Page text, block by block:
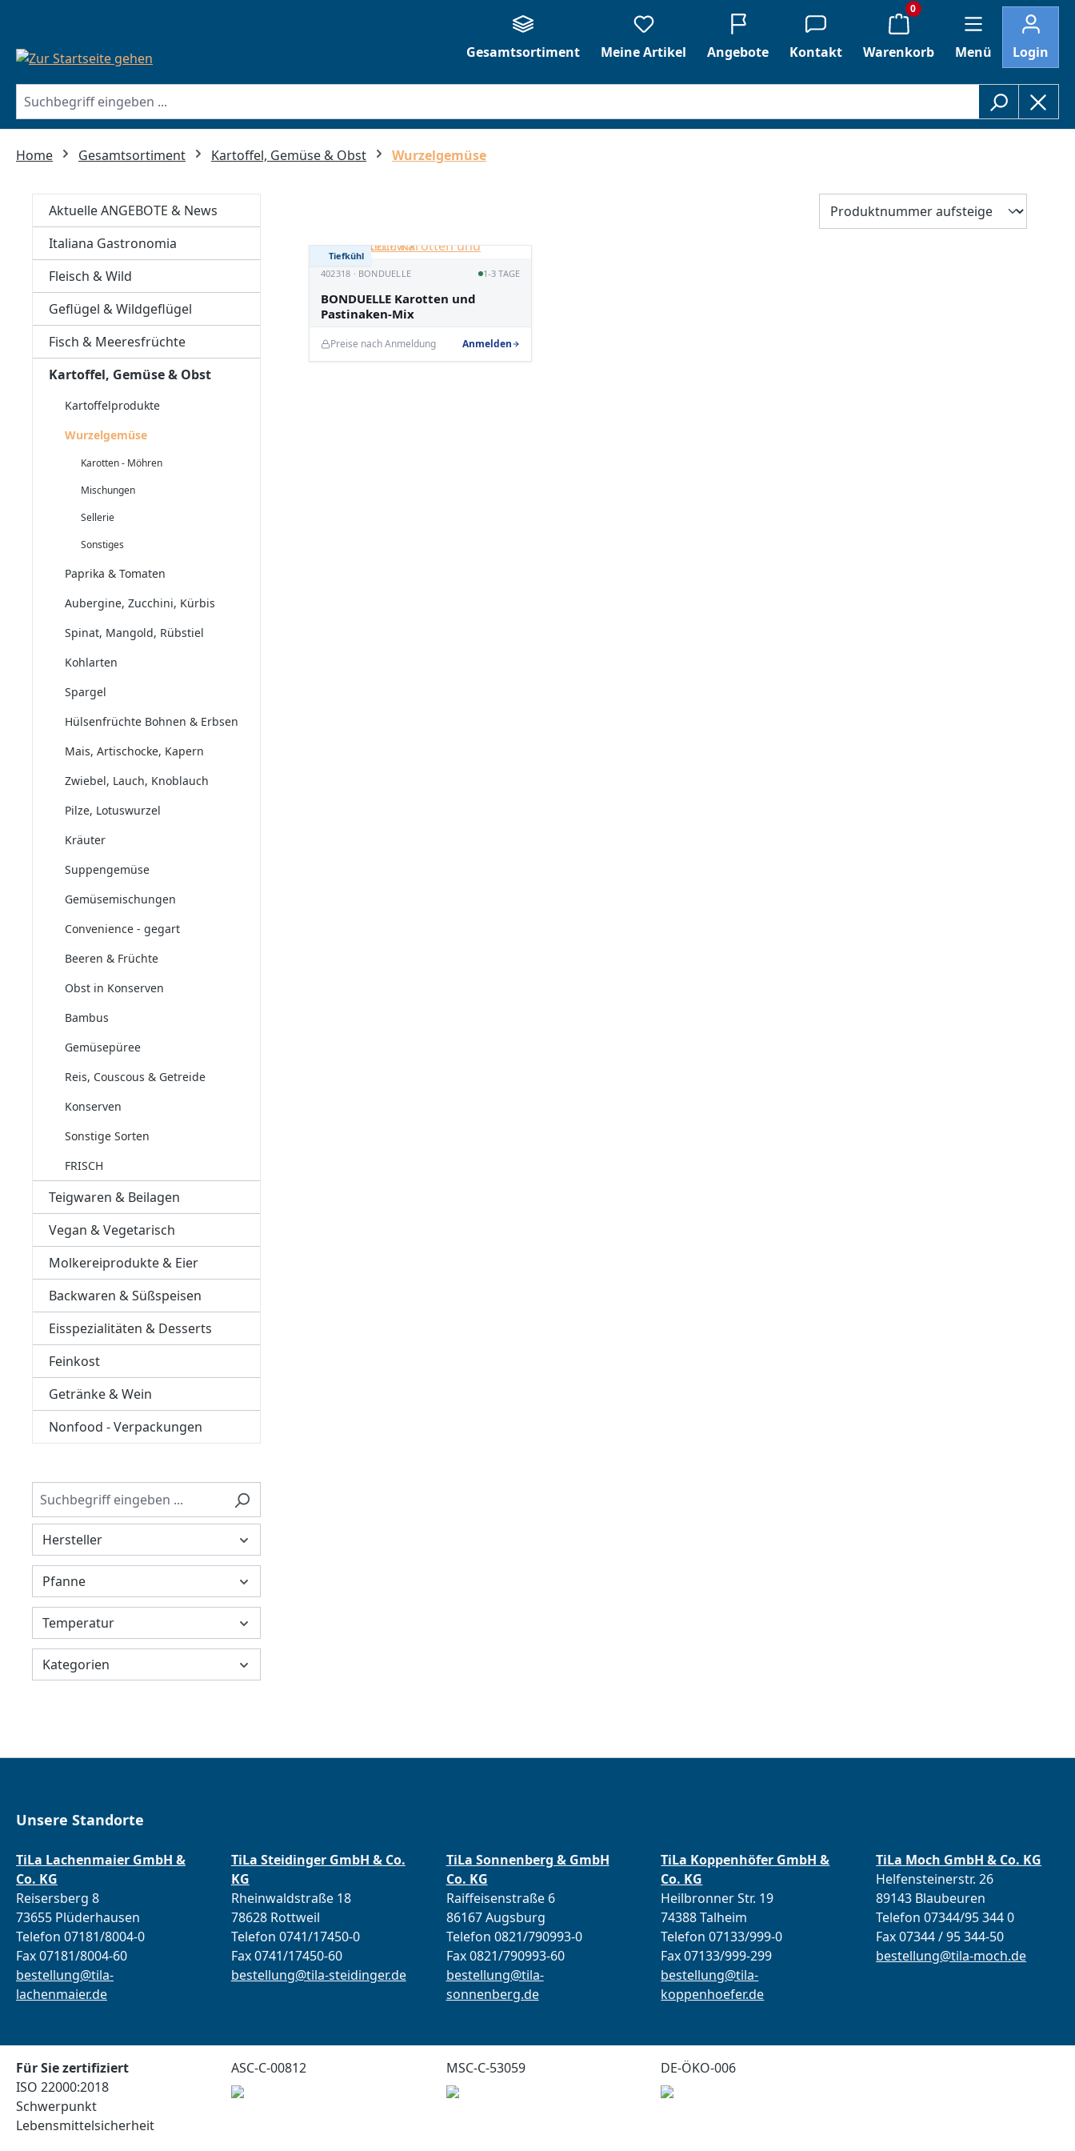
Gesamtsortiment
Meine Artikel Angebote Kontakt
0
Warenkorb Menü Login
Home Gesamtsortiment Kartoffel, Gemüse & Obst Wurzelgemüse
Aktuelle ANGEBOTE & News
Italiana Gastronomia
Fleisch & Wild
Geflügel & Wildgeflügel
Fisch & Meeresfrüchte
Kartoffel, Gemüse & Obst
Kartoffelprodukte
Wurzelgemüse
Karotten - Möhren
Mischungen
Sellerie
Sonstiges
Paprika & Tomaten
Aubergine, Zucchini, Kürbis
Spinat, Mangold, Rübstiel
Kohlarten
Spargel
Hülsenfrüchte Bohnen & Erbsen
Mais, Artischocke, Kapern
Zwiebel, Lauch, Knoblauch
Pilze, Lotuswurzel
Kräuter
Suppengemüse
Gemüsemischungen
Convenience - gegart
Beeren & Früchte
Obst in Konserven
Bambus
Gemüsepüree
Reis, Couscous & Getreide
Konserven
Sonstige Sorten
FRISCH
Teigwaren & Beilagen
Vegan & Vegetarisch
Molkereiprodukte & Eier
Backwaren & Süßspeisen
Eisspezialitäten & Desserts
Feinkost
Getränke & Wein
Nonfood - Verpackungen
Hersteller
Pfanne
Temperatur
Kategorien
Tiefkühl
402318 · BONDUELLE
1-3 TAGE
BONDUELLE Karotten und
Pastinaken-Mix
Preise nach Anmeldung Anmelden
Unsere Standorte
TiLa Lachenmaier GmbH &
Co. KG
Reisersberg 8
73655 Plüderhausen
Telefon 07181/8004-0
Fax 07181/8004-60
bestellung@tila-
lachenmaier.de
TiLa Steidinger GmbH & Co.
KG
Rheinwaldstraße 18
78628 Rottweil
Telefon 0741/17450-0
Fax 0741/17450-60
bestellung@tila-steidinger.de
TiLa Sonnenberg & GmbH
Co. KG
Raiffeisenstraße 6
86167 Augsburg
Telefon 0821/790993-0
Fax 0821/790993-60
bestellung@tila-
sonnenberg.de
TiLa Koppenhöfer GmbH &
Co. KG
Heilbronner Str. 19
74388 Talheim
Telefon 07133/999-0
Fax 07133/999-299
bestellung@tila-
koppenhoefer.de
TiLa Moch GmbH & Co. KG
Helfensteinerstr. 26
89143 Blaubeuren
Telefon 07344/95 344 0
Fax 07344 / 95 344-50
bestellung@tila-moch.de
Für Sie zertifiziert
ISO 22000:2018
Schwerpunkt
Lebensmittelsicherheit
ASC-C-00812 MSC-C-53059 DE-ÖKO-006